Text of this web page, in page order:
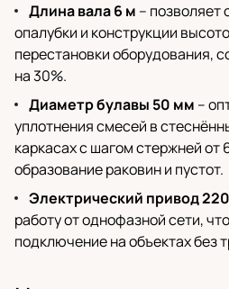
Длина вала 6 м – позволяет
опалубки и конструкции
перестановки оборудования,
на 30%.
Диаметр булавы 50 мм –
уплотнения смесей в
каркасах с шагом стержней
образование раковин и пустот.
Электрический привод
работу от однофазной сети,
подключение на объектах без